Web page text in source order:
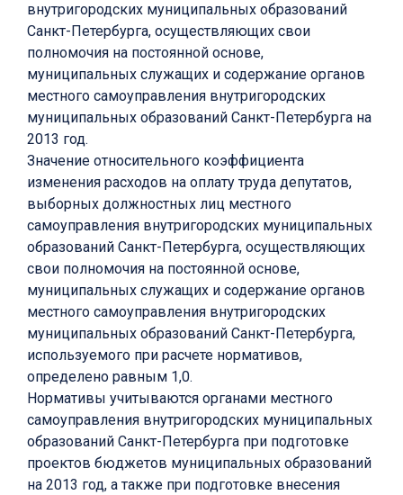
внутригородских муниципальных образований
Санкт-Петербурга, осуществляющих свои
полномочия на постоянной основе,
муниципальных служащих и содержание органов
местного самоуправления внутригородских
муниципальных образований Санкт-Петербурга на
2013 год.
Значение относительного коэффициента
изменения расходов на оплату труда депутатов,
выборных должностных лиц местного
самоуправления внутригородских муниципальных
образований Санкт-Петербурга, осуществляющих
свои полномочия на постоянной основе,
муниципальных служащих и содержание органов
местного самоуправления внутригородских
муниципальных образований Санкт-Петербурга,
используемого при расчете нормативов,
определено равным 1,0.
Нормативы учитываются органами местного
самоуправления внутригородских муниципальных
образований Санкт-Петербурга при подготовке
проектов бюджетов муниципальных образований
на 2013 год, а также при подготовке внесения